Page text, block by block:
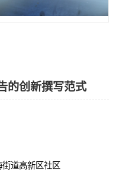
的创新撰写范式
道高新区社区